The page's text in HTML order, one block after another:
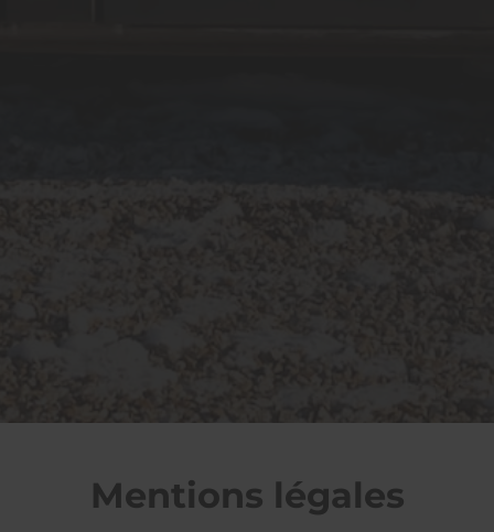
Mentions légales